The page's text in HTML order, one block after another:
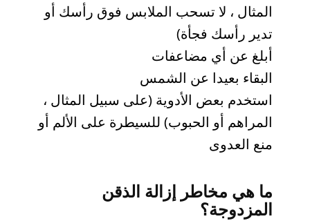
المثال ، لا تسحب الملابس فوق رأسك أو
تدير رأسك فجأة)
أبلغ عن أي مضاعفات
البقاء بعيدا عن الشمس
استخدم بعض الأدوية (على سبيل المثال ،
المراهم أو الحبوب) للسيطرة على الألم أو
منع العدوى
ما هي مخاطر إزالة الذقن
المزدوجة؟